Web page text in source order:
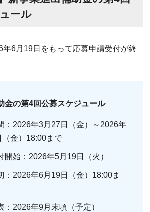
ール
年6月19日をもって応募申請受付が終
金の第4回公募スケジュール
：2026年3月27日（金）～2026年
（金）18:00まで
開始：2026年5月19日（火）
：2026年6月19日（金）18:00ま
：2026年9月末頃（予定）